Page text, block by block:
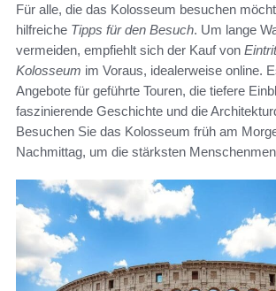
Für alle, die das Kolosseum besuchen
hilfreiche Tipps für den Besuch. Um lange
vermeiden, empfiehlt sich der Kauf von
Kolosseum im Voraus, idealerweise online.
Angebote für geführte Touren, die tiefere
faszinierende Geschichte und die
Besuchen Sie das Kolosseum früh am
Nachmittag, um die stärksten